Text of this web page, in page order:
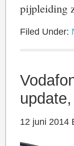
Filed Under:
12 juni 2014